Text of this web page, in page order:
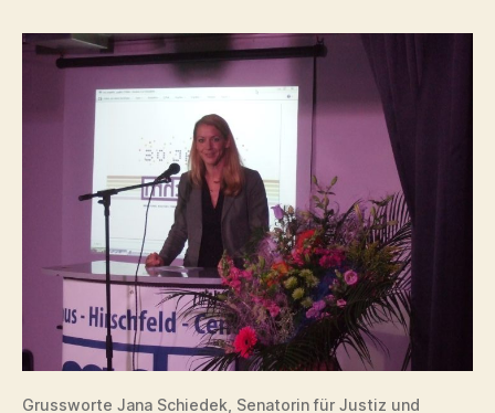
Grussworte Jana Schiedek, Senatorin für Justiz und